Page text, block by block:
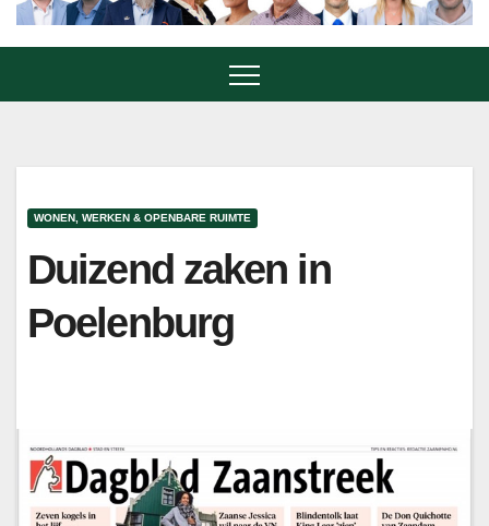
WONEN, WERKEN & OPENBARE RUIMTE
Duizend zaken in
Poelenburg